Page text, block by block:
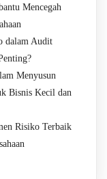
Mencegah
dalam Audit
Menyusun
Bisnis Kecil dan
Risiko Terbaik